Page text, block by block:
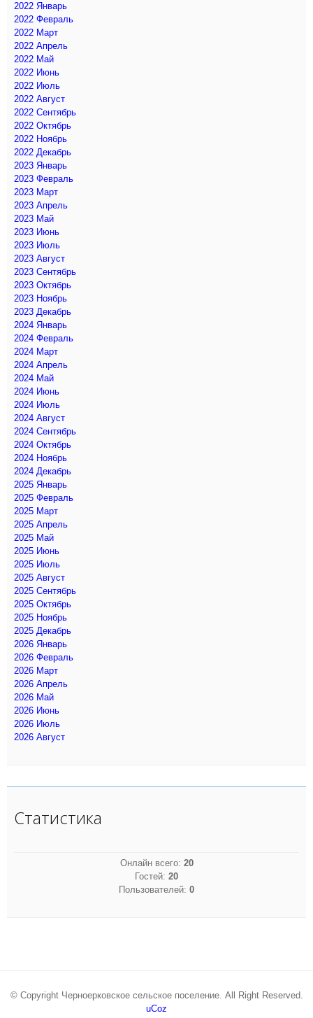
2022 Январь
2022 Февраль
2022 Март
2022 Апрель
2022 Май
2022 Июнь
2022 Июль
2022 Август
2022 Сентябрь
2022 Октябрь
2022 Ноябрь
2022 Декабрь
2023 Январь
2023 Февраль
2023 Март
2023 Апрель
2023 Май
2023 Июнь
2023 Июль
2023 Август
2023 Сентябрь
2023 Октябрь
2023 Ноябрь
2023 Декабрь
2024 Январь
2024 Февраль
2024 Март
2024 Апрель
2024 Май
2024 Июнь
2024 Июль
2024 Август
2024 Сентябрь
2024 Октябрь
2024 Ноябрь
2024 Декабрь
2025 Январь
2025 Февраль
2025 Март
2025 Апрель
2025 Май
2025 Июнь
2025 Июль
2025 Август
2025 Сентябрь
2025 Октябрь
2025 Ноябрь
2025 Декабрь
2026 Январь
2026 Февраль
2026 Март
2026 Апрель
2026 Май
2026 Июнь
2026 Июль
2026 Август
Статистика
Онлайн всего: 20
Гостей: 20
Пользователей: 0
© Copyright Черноерковское сельское поселение. All Right Reserved.
uCoz